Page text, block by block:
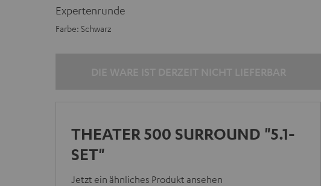
Expertenrunde
Farbe: Schwarz
THEATER 500 SURROUND "5.1-
SET"
Jetzt ein ähnliches Produkt ansehen